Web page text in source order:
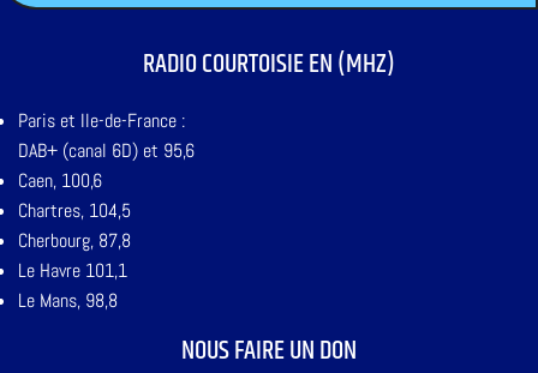
RADIO COURTOISIE EN (MHZ)
Paris et Ile-de-France :
DAB+ (canal 6D) et 95,6
Caen, 100,6
Chartres, 104,5
Cherbourg, 87,8
Le Havre 101,1
Le Mans, 98,8
NOUS FAIRE UN DON